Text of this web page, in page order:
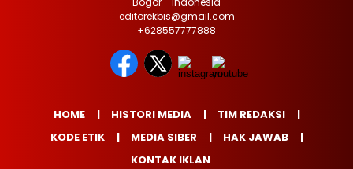
editorekbis@gmail.com
+628557777888
HOME HISTORI MEDIA
TIM REDAKSI
KODE ETIK
MEDIA SIBER
HAK JAWAB
KONTAK IKLAN